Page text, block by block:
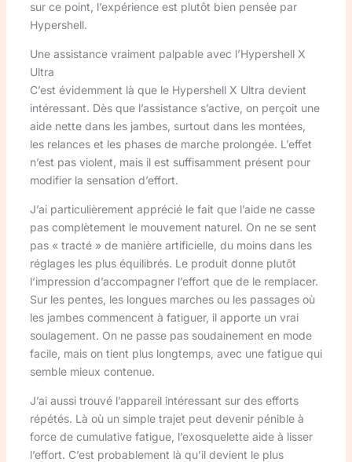
sur ce point, l’expérience est plutôt bien pensée par
Hypershell.
Une assistance vraiment palpable avec l’Hypershell X
Ultra
C’est évidemment là que le Hypershell X Ultra devient
intéressant. Dès que l’assistance s’active, on perçoit une
aide nette dans les jambes, surtout dans les montées,
les relances et les phases de marche prolongée. L’effet
n’est pas violent, mais il est suffisamment présent pour
modifier la sensation d’effort.
J’ai particulièrement apprécié le fait que l’aide ne casse
pas complètement le mouvement naturel. On ne se sent
pas « tracté » de manière artificielle, du moins dans les
réglages les plus équilibrés. Le produit donne plutôt
l’impression d’accompagner l’effort que de le remplacer.
Sur les pentes, les longues marches ou les passages où
les jambes commencent à fatiguer, il apporte un vrai
soulagement. On ne passe pas soudainement en mode
facile, mais on tient plus longtemps, avec une fatigue qui
semble mieux contenue.
J’ai aussi trouvé l’appareil intéressant sur des efforts
répétés. Là où un simple trajet peut devenir pénible à
force de cumulative fatigue, l’exosquelette aide à lisser
l’effort. C’est probablement là qu’il devient le plus